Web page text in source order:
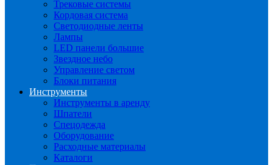
Трековые системы
Кордовая система
Светодиодные ленты
Лампы
LED панели большие
Звездное небо
Управление светом
Блоки питания
Инструменты
Инструменты в аренду
Шпатели
Спецодежда
Оборудование
Расходные материалы
Каталоги